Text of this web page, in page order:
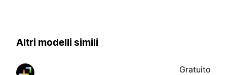
Altri modelli simili
Gratuito